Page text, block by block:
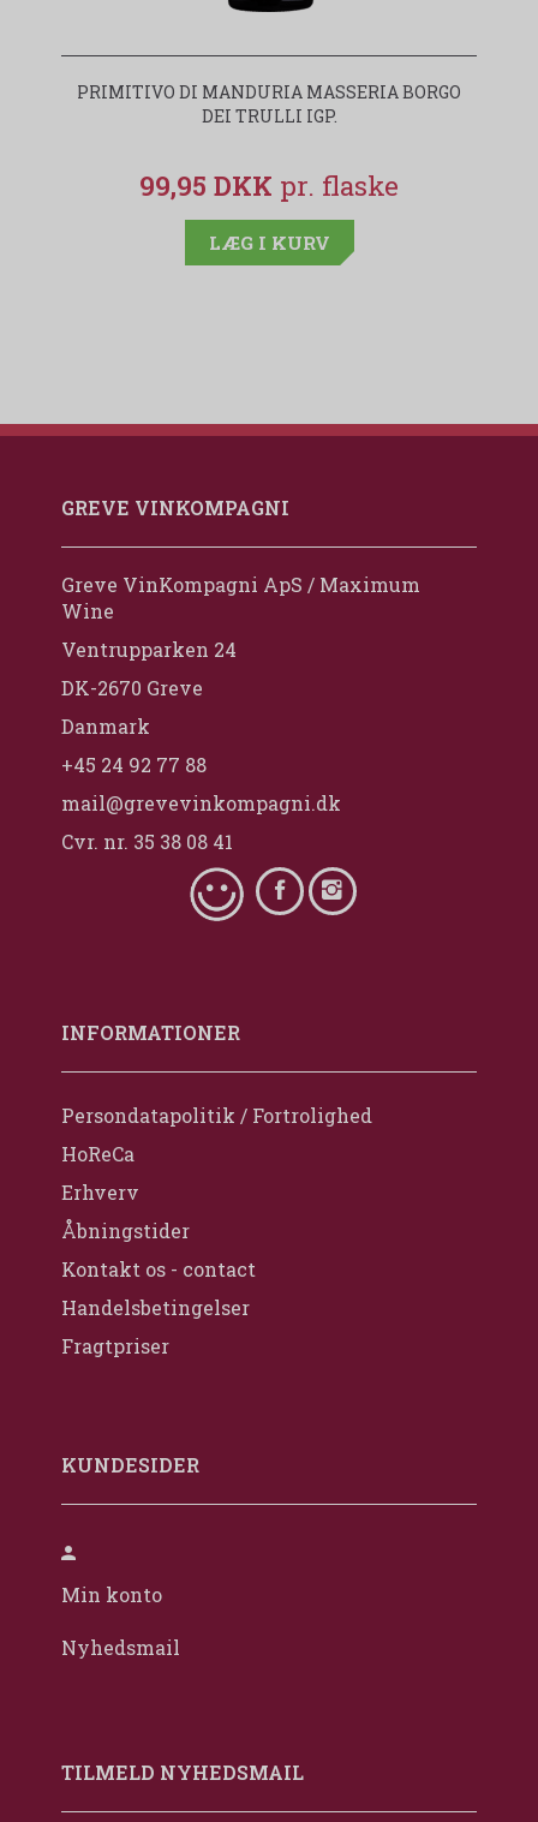
PRIMITIVO DI MANDURIA MASSERIA BORGO
DEI TRULLI IGP.
99,95 DKK
LÆG I KURV
GREVE VINKOMPAGNI
Greve VinKompagni ApS / Maximum
Wine
Ventrupparken 24
DK-2670 Greve
Danmark
+45 24 92 77 88
mail@grevevinkompagni.dk
Cvr. nr. 35 38 08 41
INFORMATIONER
Persondatapolitik / Fortrolighed
HoReCa
Erhverv
Åbningstider
Kontakt os - contact
Handelsbetingelser
Fragtpriser
KUNDESIDER
Min konto
Nyhedsmail
TILMELD NYHEDSMAIL